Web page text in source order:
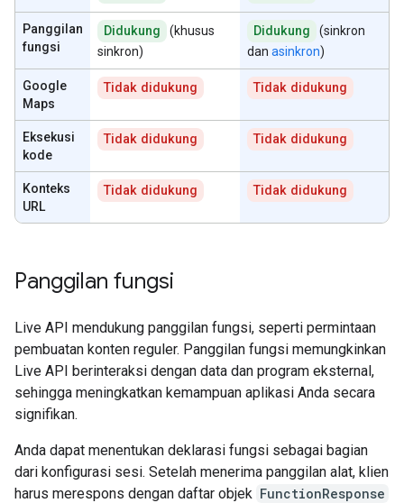
Panggilan
fungsi
Didukung
(khusus
sinkron)
Didukung
(sinkron
dan asinkron)
Google
Maps
Tidak didukung Tidak didukung
Eksekusi
kode
Tidak didukung Tidak didukung
Konteks
URL
Tidak didukung Tidak didukung
Panggilan fungsi
Live API mendukung panggilan fungsi, seperti permintaan
pembuatan konten reguler. Panggilan fungsi memungkinkan
Live API berinteraksi dengan data dan program eksternal,
sehingga meningkatkan kemampuan aplikasi Anda secara
signifikan.
Anda dapat menentukan deklarasi fungsi sebagai bagian
dari konfigurasi sesi. Setelah menerima panggilan alat, klien
harus merespons dengan daftar objek FunctionResponse